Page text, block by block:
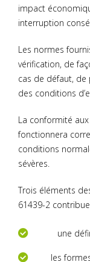
impact
interruption
Les normes
vérification, de
cas de défaut,
des conditions
La conformité
fonctionnera
conditions
sévères.
Trois éléments
61439-2
une
les